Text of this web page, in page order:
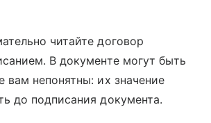
читайте договор
В документе могут быть
вам непонятны: их значение
до подписания документа.